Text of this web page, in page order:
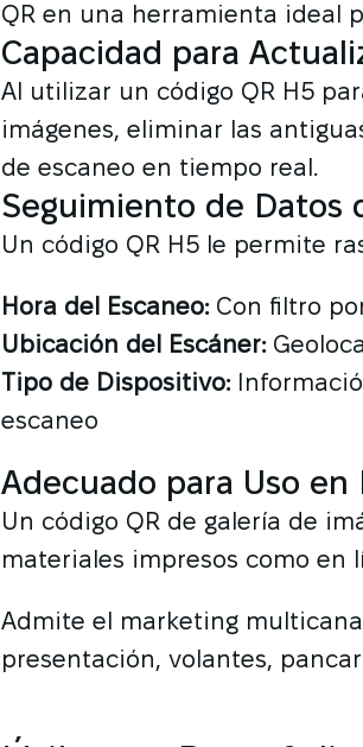
QR en una herramienta ideal
Capacidad para
Al utilizar un código QR H5
imágenes, eliminar las
de escaneo en tiempo real.
Seguimiento de Datos
Un código QR H5 le permite
Hora del Escaneo:Con filtro
Ubicación del Escáner:
Tipo de Dispositivo:
escaneo
Adecuado para Uso
Un código QR de galería de
materiales impresos como en
Admite el marketing
presentación, volantes,